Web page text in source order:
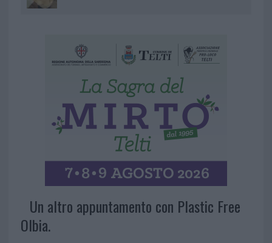
Un altro appuntamento con Plastic Free
Olbia.